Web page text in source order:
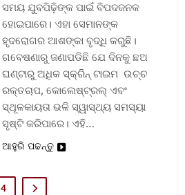
ସମୟ ଯୁବପିଢ଼ିଙ୍କ ପାଇଁ ବିପଦଜନକ
ହୋଇପାରେ। ଏହା ସେମାନଙ୍କ
ହୃଦରୋଗର ଆଶଙ୍କା ବୃଦ୍ଧି କରୁଛି।
ଗବେଷଣାରୁ ଜଣାପଡିଛି ଯେ ଦିନକୁ ଛଅ
ଘଣ୍ଟାରୁ ଅଧିକ ସ୍କ୍ରିନ୍ ଟାଇମ ଉଚ୍ଚ
ରକ୍ତଚାପ, କୋଲେଷ୍ଟ୍ରଲ୍ ଏବଂ
ସ୍ଥୂଳକାୟତା ଭଳି ସ୍ୱାସ୍ଥ୍ୟ ସମସ୍ୟା
ସୃଷ୍ଟି କରିପାରେ। ଏହି…
ଆହୁରି ପଢନ୍ତୁ
4